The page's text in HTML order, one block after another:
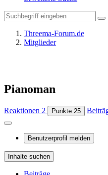
Threema-Forum.de
Mitglieder
Pianoman
Reaktionen 2 Punkte 25
Benutzerprofil melden
Inhalte suchen